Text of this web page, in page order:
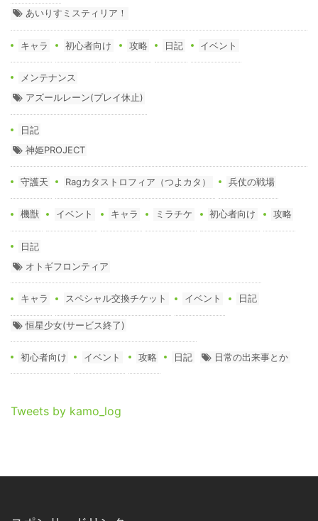
あいりすミスティリア！
キャラ 初心者向け 攻略 日記 イベント
メンテナンス
アズールレーン(プレイ休止)
日記
神姫PROJECT
守護天 Ragカタストロフィア（つよカタ） 兵仗の戦場
機獣 イベント キャラ ミラチケ 初心者向け 攻略
日記
オトギフロンティア
キャラ スペシャル交換チケット イベント 日記
恒星少女(サービス終了)
初心者向け イベント 攻略 日記 日常の出来事とか
Tweets by kamo_log